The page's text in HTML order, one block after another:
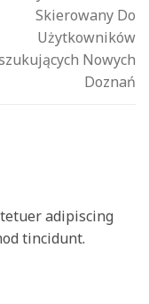
Skierowany Do
Użytkowników
Nowych
Doznań
adipiscing
tincidunt.